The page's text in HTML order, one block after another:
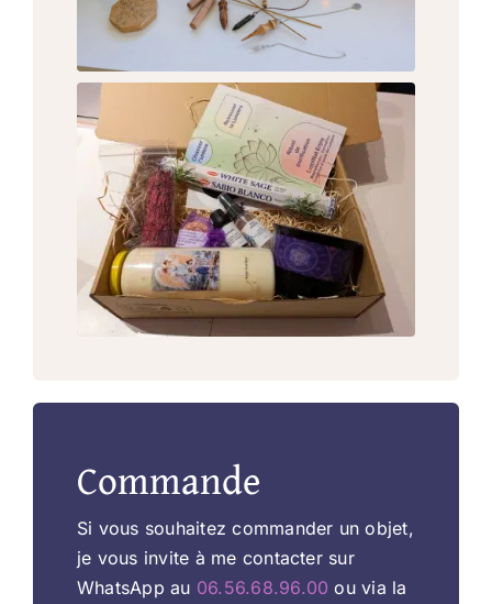
Commande
Si vous souhaitez commander un objet,
je vous invite à me contacter sur
WhatsApp au 06.56.68.96.00 ou via la